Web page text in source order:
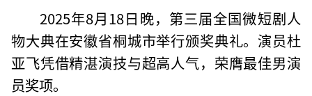
2025年8月18日晚，第三届全国微短剧人
物大典在安徽省桐城市举行颁奖典礼。演员杜
亚飞凭借精湛演技与超高人气，荣膺最佳男演
员奖项。